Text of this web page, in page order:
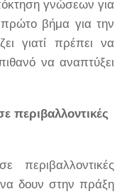
γνώσεων για
βήμα για την
γιατί πρέπει να
να αναπτύξει
περιβαλλοντικές
να δουν στην πράξη